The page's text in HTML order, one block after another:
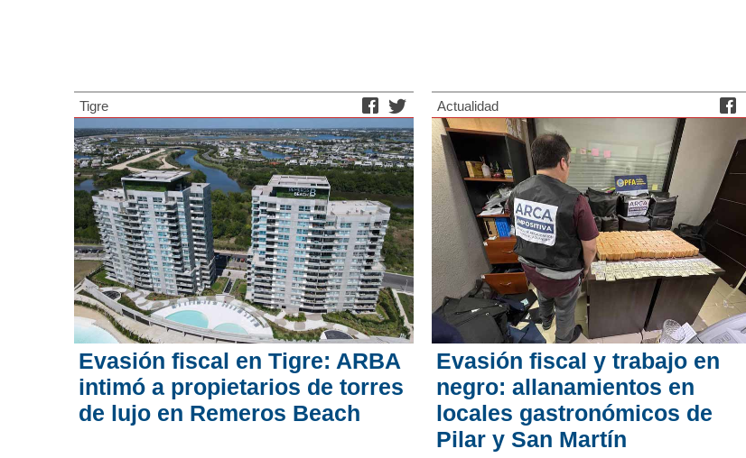
Tigre
Evasión fiscal en Tigre: ARBA
intimó a propietarios de torres
de lujo en Remeros Beach
Actualidad
Evasión fiscal y trabajo en
negro: allanamientos en
locales gastronómicos de
Pilar y San Martín